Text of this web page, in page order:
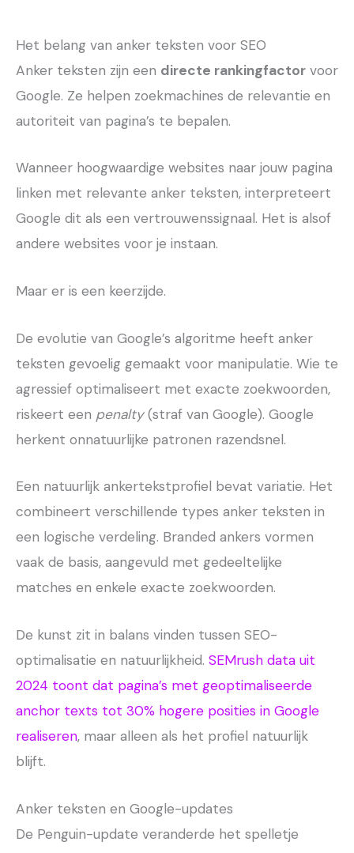
Het belang van anker teksten voor SEO
Anker teksten zijn een directe rankingfactor voor
Google. Ze helpen zoekmachines de relevantie en
autoriteit van pagina’s te bepalen.
Wanneer hoogwaardige websites naar jouw pagina
linken met relevante anker teksten, interpreteert
Google dit als een vertrouwenssignaal. Het is alsof
andere websites voor je instaan.
Maar er is een keerzijde.
De evolutie van Google’s algoritme heeft anker
teksten gevoelig gemaakt voor manipulatie. Wie te
agressief optimaliseert met exacte zoekwoorden,
riskeert een penalty(straf van Google). Google
herkent onnatuurlijke patronen razendsnel.
Een natuurlijk ankertekstprofiel bevat variatie. Het
combineert verschillende types anker teksten in
een logische verdeling. Branded ankers vormen
vaak de basis, aangevuld met gedeeltelijke
matches en enkele exacte zoekwoorden.
De kunst zit in balans vinden tussen SEO-
optimalisatie en natuurlijkheid. SEMrush data uit
2024 toont dat pagina’s met geoptimaliseerde
anchor texts tot 30% hogere posities in Google
realiseren, maar alleen als het profiel natuurlijk
blijft.
Anker teksten en Google-updates
De Penguin-update veranderde het spelletje